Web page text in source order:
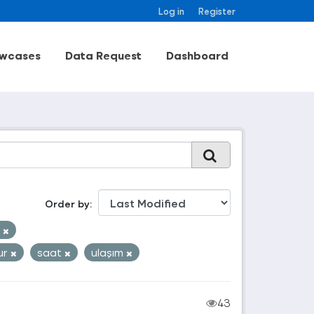
Log in Register
Data Request Dashboard
Order by
saat ulaşım
43